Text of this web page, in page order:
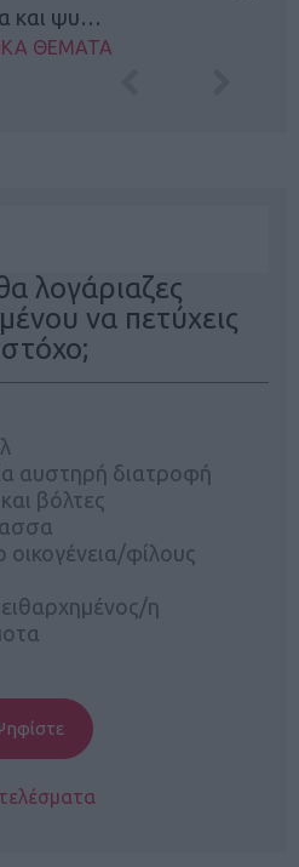
και ψυ…
ΘΕΜΑΤΑ
λογάριαζες
να πετύχεις
αυστηρή διατροφή
βόλτες
φίλους
η